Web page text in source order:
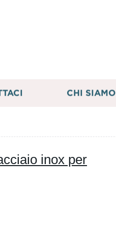
CHI SIAMO
inox per